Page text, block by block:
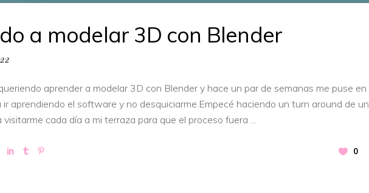
a modelar 3D con Blender
aprender a modelar 3D con Blender y hace un par de semanas me puse en
ir aprendiendo el software y no desquiciarme.Empecé haciendo un turn around de
visitarme cada día a mi terraza para que el proceso fuera
0